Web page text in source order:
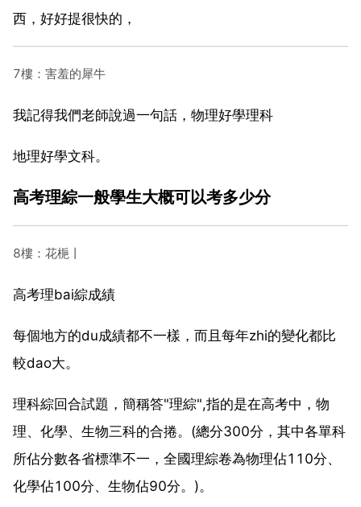
西，好好提很快的，
7樓：害羞的犀牛
我記得我們老師說過一句話，物理好學理科
地理好學文科。
高考理綜一般學生大概可以考多少分
8樓：花梔丨
高考理bai綜成績
每個地方的du成績都不一樣，而且每年zhi的變化都比
較dao大。
理科綜回合試題，簡稱答"理綜",指的是在高考中，物
理、化學、生物三科的合捲。(總分300分，其中各單科
所佔分數各省標準不一，全國理綜卷為物理佔110分、
化學佔100分、生物佔90分。)。